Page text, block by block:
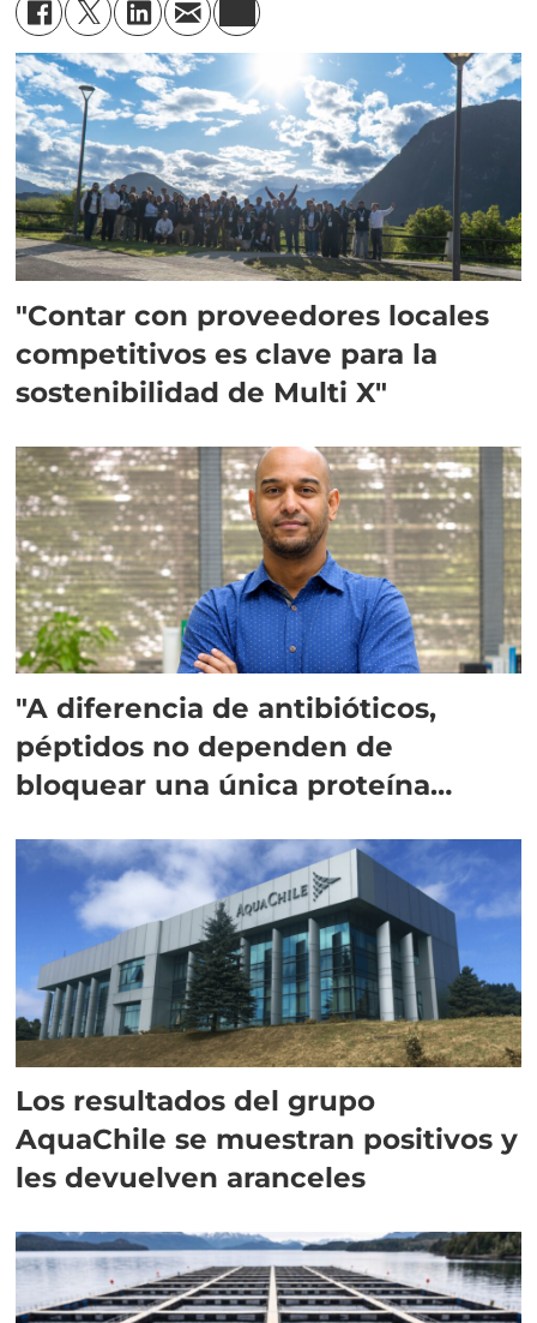
"Contar con proveedores locales
competitivos es clave para la
sostenibilidad de Multi X"
"A diferencia de antibióticos,
péptidos no dependen de
bloquear una única proteína
Los resultados del grupo
AquaChile se muestran positivos y
les devuelven aranceles